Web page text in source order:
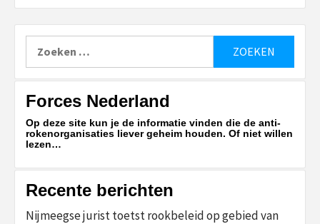
naar:
Forces Nederland
Op deze site kun je de informatie vinden die de anti-
rokenorganisaties liever geheim houden. Of niet willen
lezen…
Recente berichten
Nijmeegse jurist toetst rookbeleid op gebied van